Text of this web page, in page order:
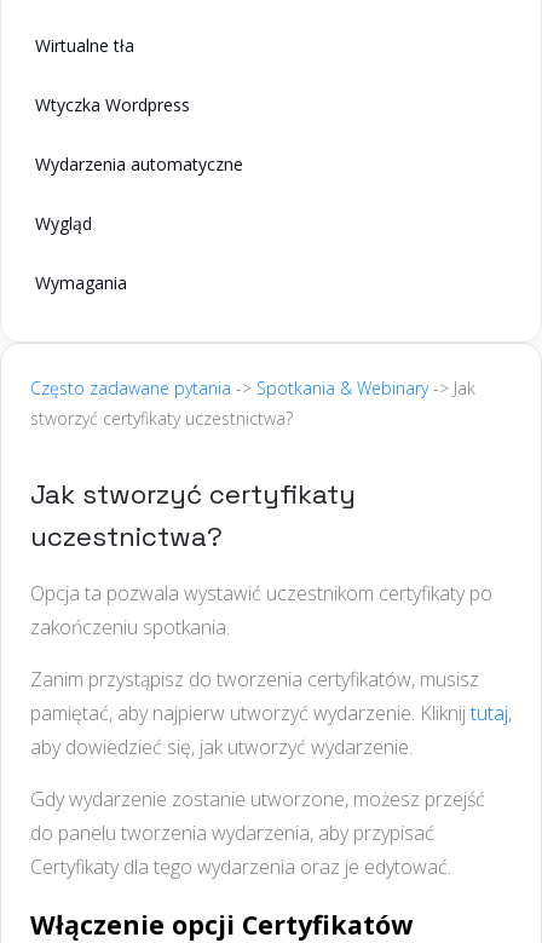
Wirtualne tła
Wtyczka Wordpress
Wydarzenia automatyczne
Wygląd
Wymagania
Często zadawane pytania -> Spotkania & Webinary-> Jak
stworzyć certyfikaty uczestnictwa?
Jak stworzyć certyfikaty
uczestnictwa?
Opcja ta pozwala wystawić uczestnikom certyfikaty po
zakończeniu spotkania.
Zanim przystąpisz do tworzenia certyfikatów, musisz
pamiętać, aby najpierw utworzyć wydarzenie. Kliknijtutaj,
aby dowiedzieć się, jak utworzyć wydarzenie.
Gdy wydarzenie zostanie utworzone, możesz przejść
do panelu tworzenia wydarzenia, aby przypisać
Certyfikaty dla tego wydarzenia oraz je edytować.
Włączenie opcji Certyfikatów